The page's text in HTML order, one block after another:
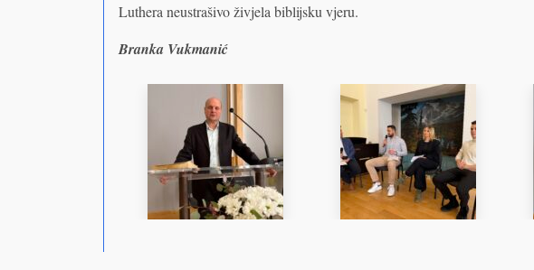
Luthera neustrašivo živjela biblijsku vjeru.
Branka Vukmanić